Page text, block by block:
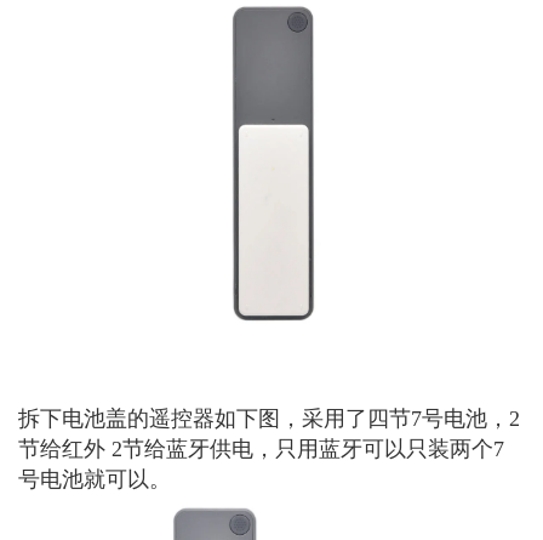
拆下电池盖的遥控器如下图，采用了四节7号电池，2
节给红外 2节给蓝牙供电，只用蓝牙可以只装两个7
号电池就可以。